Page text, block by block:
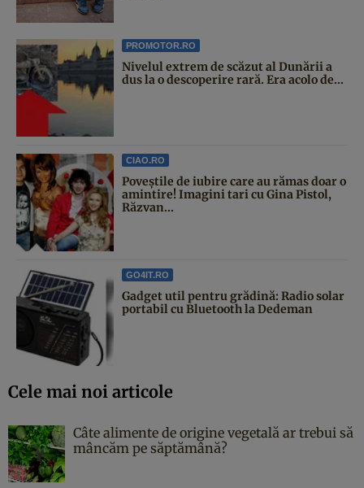
PROMOTOR.RO
Nivelul extrem de scăzut al Dunării a
dus la o descoperire rară. Era acolo de...
CIAO.RO
Poveştile de iubire care au rămas doar o
amintire! Imagini tari cu Gina Pistol,
Răzvan...
GO4IT.RO
Gadget util pentru grădină: Radio solar
portabil cu Bluetooth la Dedeman
Cele mai noi articole
Câte alimente de origine vegetală ar trebui să
mâncăm pe săptămână?